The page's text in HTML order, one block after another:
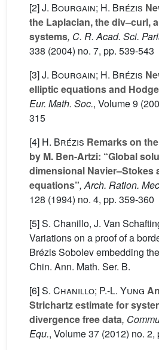
[2]J. Bourgain; H. Brézis
the Laplacian, the div–curl,
systems, C. R. Acad. Sci.
338 (2004) no. 7, pp. 539-543
[3]J. Bourgain; H. Brézis
elliptic equations and
Eur. Math. Soc., Volume 9
315
[4] H. Brézis Remarks on
by M. Ben-Artzi: “Global
dimensional Navier–Stokes
equations”, Arch. Ration.
128 (1994) no. 4, pp. 359-360
[5] S. Chanillo, J. Van
Variations on a proof of a
Brézis Sobolev embedding
Chin. Ann. Math. Ser. B.
[6]S. Chanillo; P.-L. Yung
Strichartz estimate for
divergence free data,
Equ., Volume 37 (2012) no. 2,